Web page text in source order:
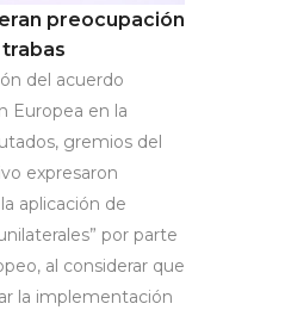
preocupación
del acuerdo
Europea en la
gremios del
expresaron
aplicación de
por parte
al considerar que
la implementación